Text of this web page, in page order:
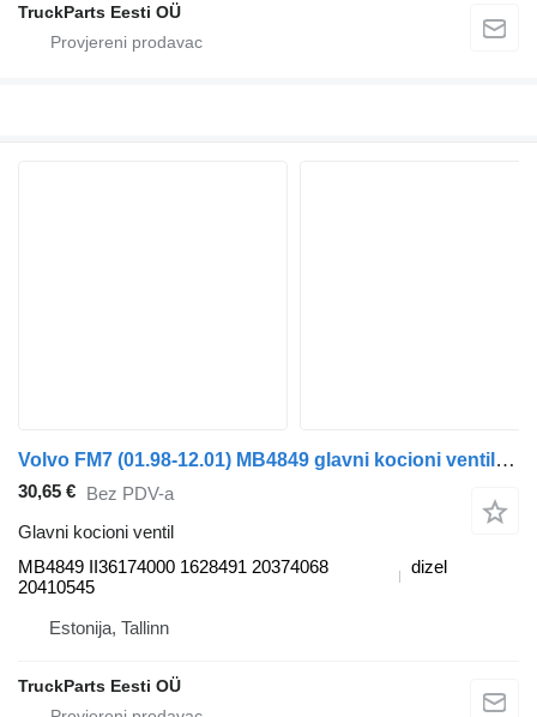
TruckParts Eesti OÜ
Volvo FM7 (01.98-12.01) MB4849 glavni kocioni ventil za Volvo FM7-FM12, FM, FMX (1998-2014) tegljača
30,65 € Bez PDV-a
Glavni kocioni ventil
MB4849 II36174000 1628491 20374068
20410545
dizel
Estonija, Tallinn
TruckParts Eesti OÜ